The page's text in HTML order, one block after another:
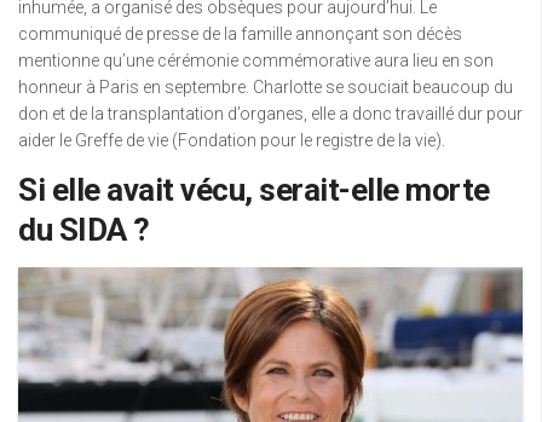
inhumée, a organisé des obsèques pour aujourd’hui. Le
communiqué de presse de la famille annonçant son décès
mentionne qu’une cérémonie commémorative aura lieu en son
honneur à Paris en septembre. Charlotte se souciait beaucoup du
don et de la transplantation d’organes, elle a donc travaillé dur pour
aider le Greffe de vie (Fondation pour le registre de la vie).
Si elle avait vécu, serait-elle morte
du SIDA ?